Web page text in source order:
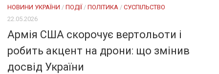
НОВИНИ УКРАЇНИ / ПОДІЇ/ ПОЛІТИКА / СУСПІЛЬСТВО
22.05.2026
Армія США скорочує вертольоти і
робить акцент на дрони: що змінив
досвід України